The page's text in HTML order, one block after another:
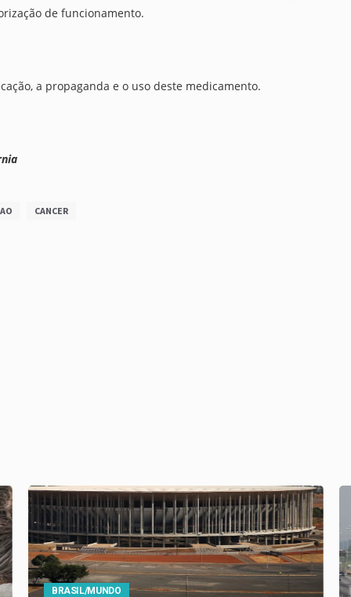
de funcionamento.
a propaganda e o uso deste medicamento.
CANCER
BRASIL/MUNDO